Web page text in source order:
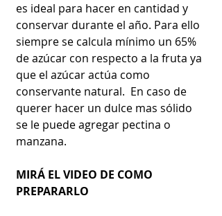
es ideal para hacer en cantidad y
conservar durante el año. Para ello
siempre se calcula mínimo un 65%
de azúcar con respecto a la fruta ya
que el azúcar actúa como
conservante natural.  En caso de
querer hacer un dulce mas sólido
se le puede agregar pectina o
manzana.
MIRÁ EL VIDEO DE COMO
PREPARARLO